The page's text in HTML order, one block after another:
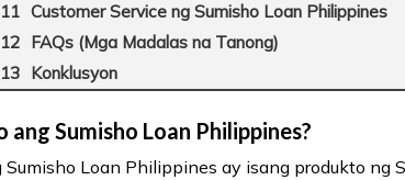
Customer Service ng Sumisho Loan Philippines
FAQs (Mga Madalas na Tanong)
Konklusyon
ang Sumisho Loan Philippines?
Sumisho Loan Philippines ay isang produkto ng